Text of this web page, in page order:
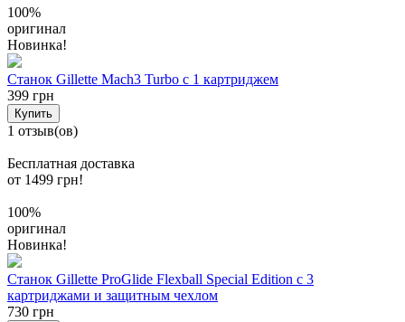
100%
оригинал
Новинка!
Станок Gillette Mach3 Turbo c 1 картриджем
399 грн
Купить
1 отзыв(ов)
Бесплатная доставка
от 1499 грн!
100%
оригинал
Новинка!
Станок Gillette ProGlide Flexball Special Edition с 3
картриджами и защитным чехлом
730 грн